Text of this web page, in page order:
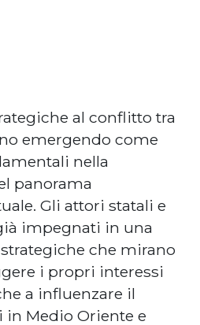
al conflitto tra
emergendo come
nella
panorama
Gli attori statali e
impegnati in una
che mirano
i propri interessi
a influenzare il
in Medio Oriente e